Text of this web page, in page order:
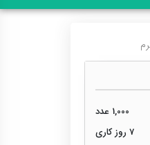
1,000 عدد
7 روز کاری